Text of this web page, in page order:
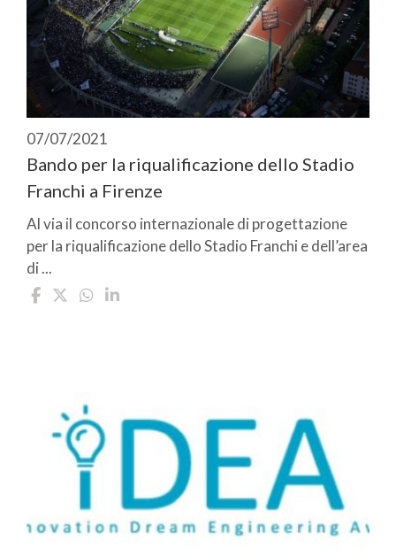
07/07/2021
Bando per la riqualificazione dello Stadio
Franchi a Firenze
Al via il concorso internazionale di progettazione
per la riqualificazione dello Stadio Franchi e dell’area
di ...